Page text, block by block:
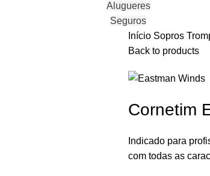
Alugueres
Seguros
Início Sopros
Back to products
Cornetim
Indicado para
com todas as